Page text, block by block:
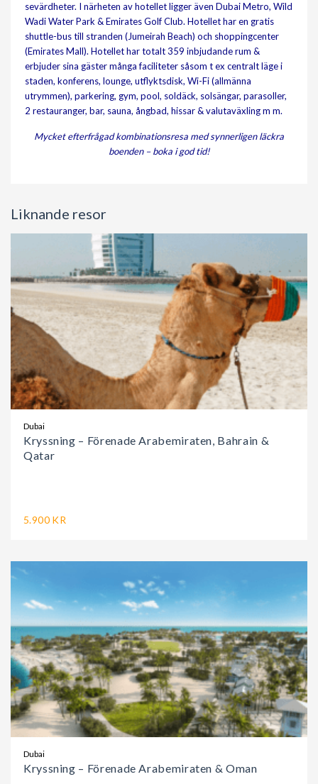
sevärdheter. I närheten av hotellet ligger även Dubai Metro, Wild
Wadi Water Park & Emirates Golf Club. Hotellet har en gratis
shuttle-bus till stranden (Jumeirah Beach) och shoppingcenter
(Emirates Mall). Hotellet har totalt 359 inbjudande rum &
erbjuder sina gäster många faciliteter såsom t ex centralt läge i
staden, konferens, lounge, utflyktsdisk, Wi-Fi (allmänna
utrymmen), parkering, gym, pool, soldäck, solsängar, parasoller,
2 restauranger, bar, sauna, ångbad, hissar & valutaväxling m m.
Mycket efterfrågad kombinationsresa med synnerligen läckra
boenden – boka i god tid!
Liknande resor
Dubai
Kryssning – Förenade Arabemiraten, Bahrain &
Qatar
5.900 KR
Dubai
Kryssning – Förenade Arabemiraten & Oman